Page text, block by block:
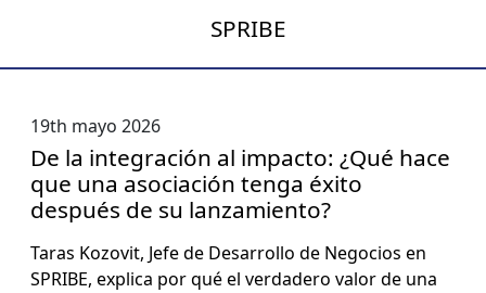
SPRIBE
19th mayo 2026
De la integración al impacto: ¿Qué hace
que una asociación tenga éxito
después de su lanzamiento?
Taras Kozovit, Jefe de Desar­rol­lo de Nego­cios en
SPRIBE, expli­ca por qué el ver­dadero val­or de una